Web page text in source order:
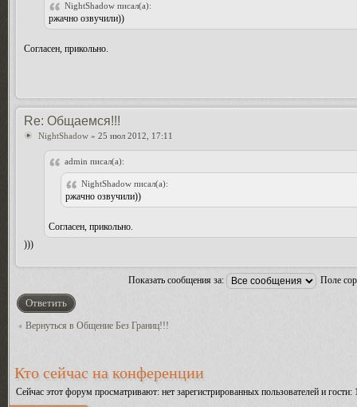
NightShadow писал(а):
ржачно озвучили))
Согласен, прикольно.
Re: Общаемся!!!
NightShadow » 25 июл 2012, 17:11
admin писал(а):
NightShadow писал(а):
ржачно озвучили))
Согласен, прикольно.
)))
Показать сообщения за: Поле
Ответить
Вернуться в Общение Без Границ!!!
Кто сейчас на конференции
Сейчас этот форум просматривают: нет зарегистрированных пользователей и гости: